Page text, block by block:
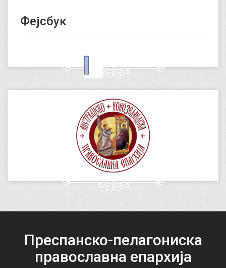
Фејсбук
Преспанско-пелагониска
православна епархија